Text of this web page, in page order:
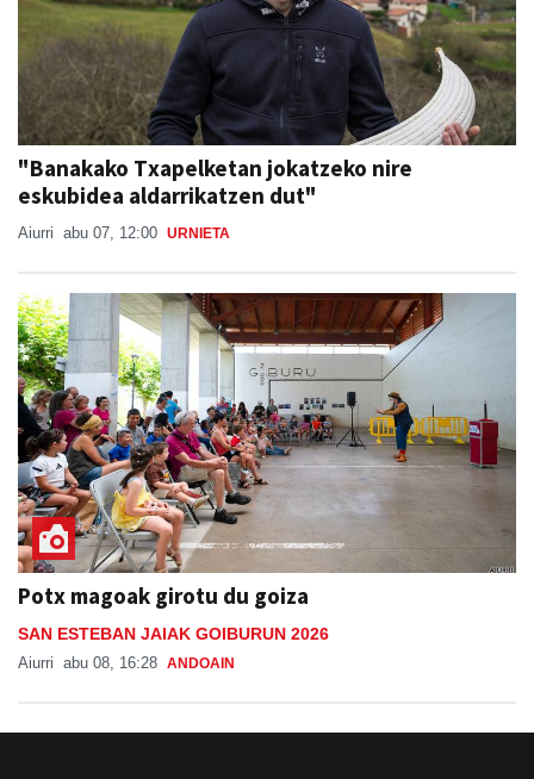
"Banakako Txapelketan jokatzeko nire
eskubidea aldarrikatzen dut"
Aiurri abu 07, 12:00 URNIETA
Potx magoak girotu du goiza
SAN ESTEBAN JAIAK GOIBURUN 2026
Aiurri abu 08, 16:28 ANDOAIN